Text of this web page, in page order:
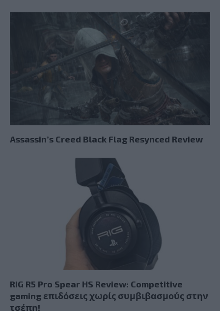
Assassin’s Creed Black Flag Resynced Review
RIG R5 Pro Spear HS Review: Competitive
gaming επιδόσεις χωρίς συμβιβασμούς στην
τσέπη!